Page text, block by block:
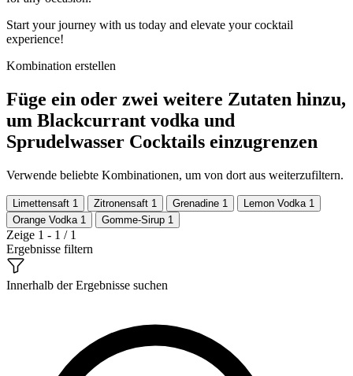
Start your journey with us today and elevate your cocktail
experience!
Kombination erstellen
Füge ein oder zwei weitere Zutaten hinzu,
um Blackcurrant vodka und
Sprudelwasser Cocktails einzugrenzen
Verwende beliebte Kombinationen, um von dort aus weiterzufiltern.
Limettensaft 1 Zitronensaft 1 Grenadine 1 Lemon Vodka 1
Orange Vodka 1 Gomme-Sirup 1
Zeige 1 - 1 / 1
Ergebnisse filtern
Innerhalb der Ergebnisse suchen